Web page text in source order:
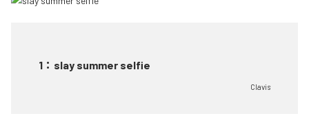
1 ： slay summer selfie
Clavis